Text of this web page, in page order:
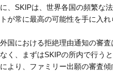
に、SKIPは、世界各国の頻繁な
トが常に最高の可能性を手に入れ
外国における拒絶理由通知の審
なく、まずはSKIPの所内で行う
により、ファミリー出願の審査